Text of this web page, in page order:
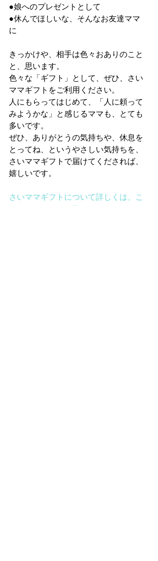
●娘へのプレゼントとして
●休んでほしいな、そんなお友達ママ
に
きっかけや、相手は色々おありのこと
と、思います。
色々な「ギフト」として、ぜひ、さい
ママギフトをご利用ください。
人にもらってはじめて、「人に頼って
みようかな」と感じるママも、とても
多いです。
ぜひ、ありがとうの気持ちや、休息を
とってね、というやさしい気持ちを、
さいママギフトで届けてくだされば、
嬉しいです。
さいママギフトについて詳しくは、こ